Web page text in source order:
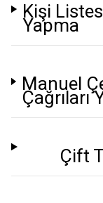
Kişi
Yapma
Manuel
Çağrıları
Çift